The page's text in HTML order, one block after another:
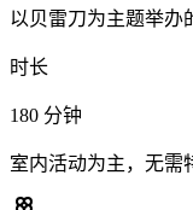
以贝雷刀为主题举办
时长
180 分钟
室内活动为主，无需